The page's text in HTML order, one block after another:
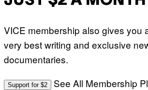
VICE membership also gives you
very best writing and exclusive
documentaries.
Support for $2 See All Membership